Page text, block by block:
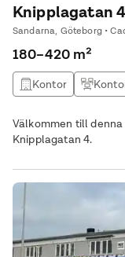
Knipplagatan 4
Sandarna, Göteborg •
180–420 m²
Kontor
Välkommen till
Knipplagatan 4.